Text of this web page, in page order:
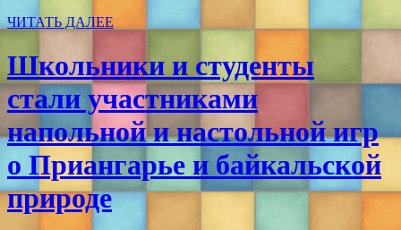
ЧИТАТЬ ДАЛЕЕ
Школьники и студенты
стали участниками
напольной и настольной игр
о Приангарье и байкальской
природе